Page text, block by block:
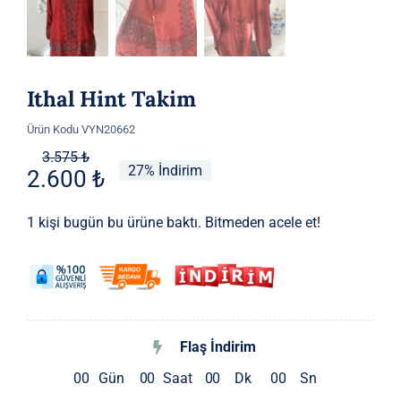
Ithal Hint Takim
Ürün Kodu VYN20662
3.575₺
Orijinal
fiyat:
3.575 ₺.
2.600 ₺
Şu
andaki
fiyat:
27% İndirim
1 kişi bugün bu ürüne baktı. Bitmeden acele et!
Flaş İndirim
00 Gün 00 Saat 00 Dk 00 Sn